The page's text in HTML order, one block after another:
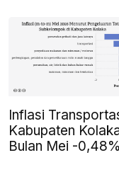
Inflasi
Kabupaten
Bulan Mei -0,48%